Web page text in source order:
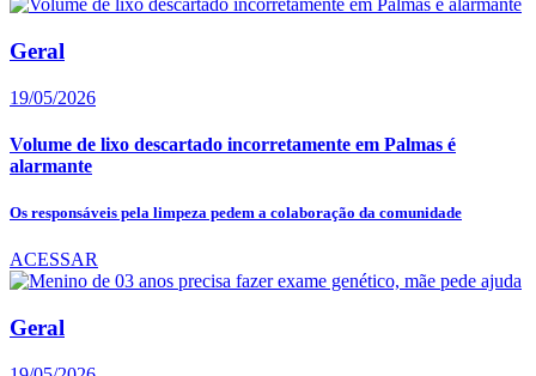
Geral
19/05/2026
Volume de lixo descartado incorretamente em Palmas é
alarmante
Os responsáveis pela limpeza pedem a colaboração da comunidade
ACESSAR
Geral